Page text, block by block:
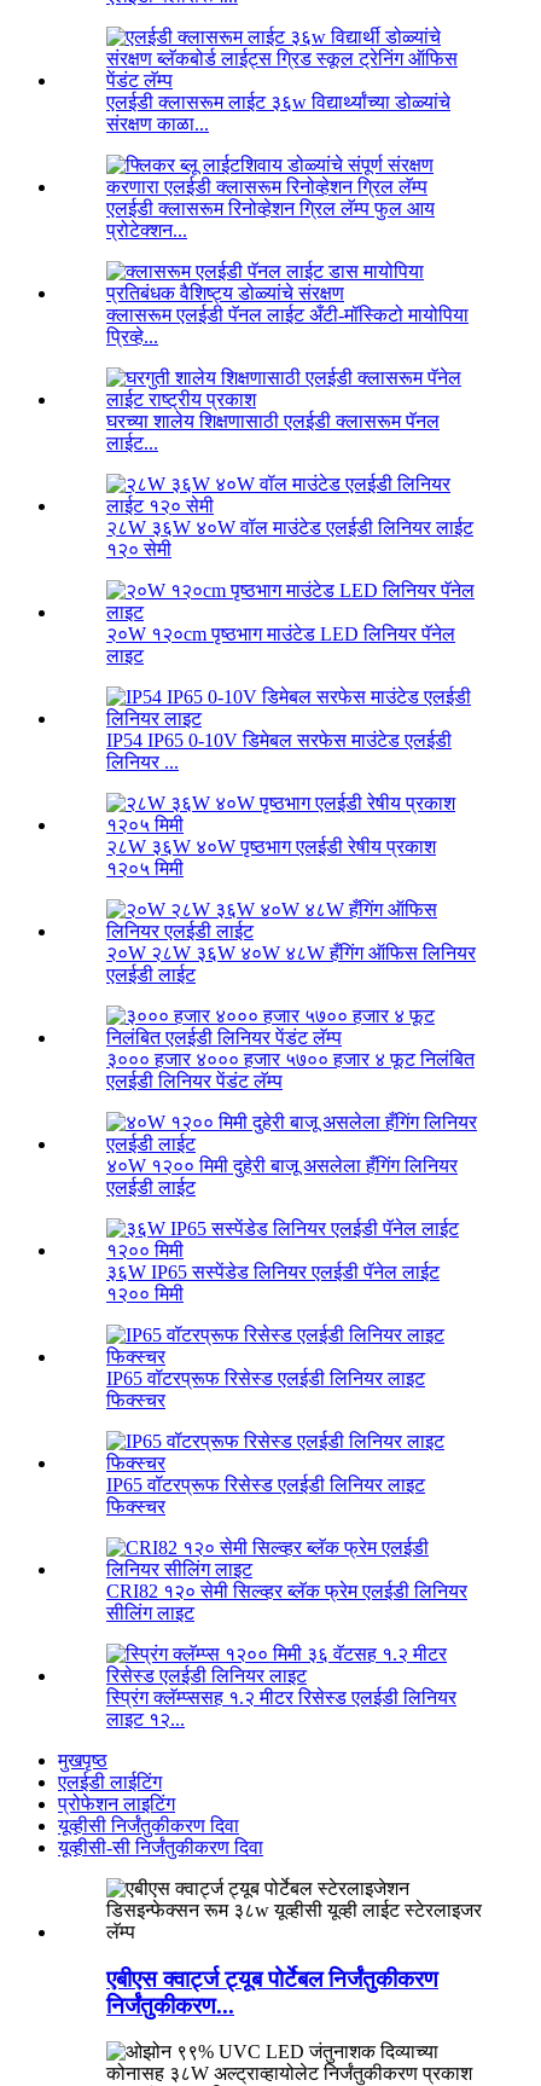
एलईडी क्लासरूम लाईट ३६w विद्यार्थ्यांच्या डोळ्यांचे
संरक्षण काळा...
एलईडी क्लासरूम रिनोव्हेशन ग्रिल लॅम्प फुल आय
प्रोटेक्शन...
क्लासरूम एलईडी पॅनल लाईट अँटी-मॉस्किटो मायोपिया
प्रिव्हे...
घरच्या शालेय शिक्षणासाठी एलईडी क्लासरूम पॅनल
लाईट...
२८W ३६W ४०W वॉल माउंटेड एलईडी लिनियर लाईट
१२० सेमी
२०W १२०cm पृष्ठभाग माउंटेड LED लिनियर पॅनेल
लाइट
IP54 IP65 0-10V डिमेबल सरफेस माउंटेड एलईडी
लिनियर ...
२८W ३६W ४०W पृष्ठभाग एलईडी रेषीय प्रकाश
१२०५ मिमी
२०W २८W ३६W ४०W ४८W हँगिंग ऑफिस लिनियर
एलईडी लाईट
३००० हजार ४००० हजार ५७०० हजार ४ फूट निलंबित
एलईडी लिनियर पेंडंट लॅम्प
४०W १२०० मिमी दुहेरी बाजू असलेला हँगिंग लिनियर
एलईडी लाईट
३६W IP65 सस्पेंडेड लिनियर एलईडी पॅनेल लाईट
१२०० मिमी
IP65 वॉटरप्रूफ रिसेस्ड एलईडी लिनियर लाइट
फिक्स्चर
IP65 वॉटरप्रूफ रिसेस्ड एलईडी लिनियर लाइट
फिक्स्चर
CRI82 १२० सेमी सिल्व्हर ब्लॅक फ्रेम एलईडी लिनियर
सीलिंग लाइट
स्प्रिंग क्लॅम्प्ससह १.२ मीटर रिसेस्ड एलईडी लिनियर
लाइट १२...
मुखपृष्ठ
एलईडी लाईटिंग
प्रोफेशन लाइटिंग
यूव्हीसी निर्जंतुकीकरण दिवा
यूव्हीसी-सी निर्जंतुकीकरण दिवा
एबीएस क्वार्ट्ज ट्यूब पोर्टेबल निर्जंतुकीकरण
निर्जंतुकीकरण...